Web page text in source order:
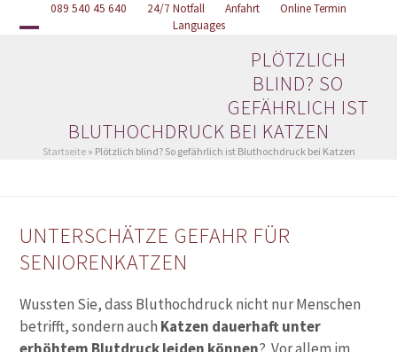
089 540 45 640 24/7 Notfall Anfahrt Online Termin
Languages
PLÖTZLICH
BLIND? SO
GEFÄHRLICH IST
BLUTHOCHDRUCK BEI KATZEN
Startseite» Plötzlich blind? So gefährlich ist Bluthochdruck bei Katzen
UNTERSCHÄTZE GEFAHR FÜR
SENIORENKATZEN
Wussten Sie, dass Bluthochdruck nicht nur Menschen
betrifft, sondern auch Katzen dauerhaft unter